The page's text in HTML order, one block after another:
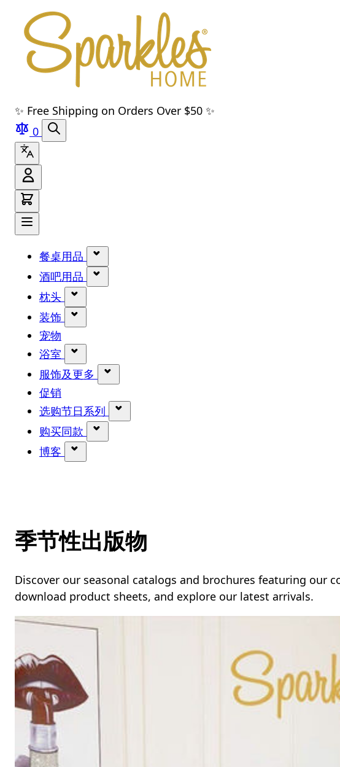
跳转到主要内容
跳转到导航
跳转到搜索
跳转到页脚
✨ Free Shipping on Orders Over $50 ✨
0
餐桌用品
显示 餐桌用品 分类的子菜单
酒吧用品
枕头
显示 枕头 分类的子菜单
装饰
宠物
浴室
显示 浴室 分类的子菜单
服饰及更多
促销
选购节日系列
购买同款
博客
季节性出版物
Discover our seasonal catalogs and brochures featuring our
download product sheets, and explore our latest arrivals.